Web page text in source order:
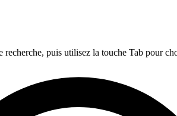
recherche, puis utilisez la touche Tab pour